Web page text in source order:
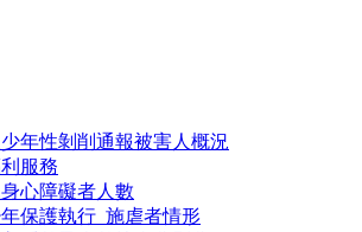
年性剝削通報被害人概況
服務
心障礙者人數
保護執行_施虐者情形